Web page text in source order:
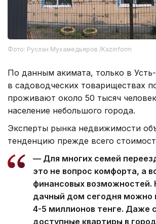
Фото: Руслан Мухамедьяров /Kazinform
По данным акимата, только в
в садоводческих товариществах
проживают около 50 тысяч
население небольшого города.
Эксперты рынка недвижимости
тенденцию прежде всего
— Для многих семей
это не вопрос комфорта, а
финансовых возможностей.
дачный дом сегодня можно
4-5 миллионов тенге. Даже
доступные квартиры в